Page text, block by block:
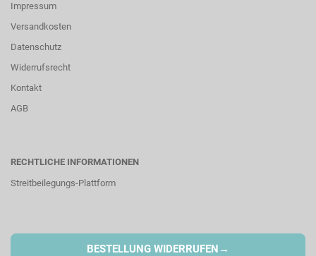
Impressum
Versandkosten
Datenschutz
Widerrufsrecht
Kontakt
AGB
RECHTLICHE INFORMATIONEN
Streitbeilegungs-Plattform
BESTELLUNG WIDERRUFEN →